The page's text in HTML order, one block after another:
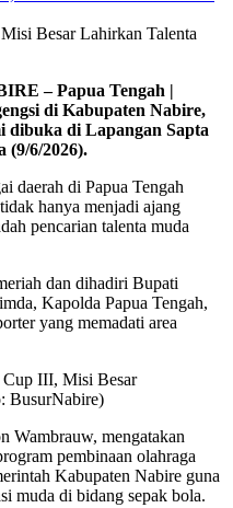
Besar Lahirkan Talenta
– Papua Tengah |
di Kabupaten Nabire,
dibuka di Lapangan Sapta
(9/6/2026).
daerah di Papua Tengah
hanya menjadi ajang
pencarian talenta muda
dan dihadiri Bupati
Kapolda Papua Tengah,
yang memadati area
Wambrauw, mengatakan
pembinaan olahraga
Kabupaten Nabire guna
muda di bidang sepak bola.